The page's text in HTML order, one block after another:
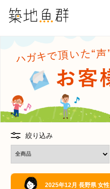
店主イチオシセレクト
畑の食材
他の食材
絞り込み
2025年12月 長野県 女性